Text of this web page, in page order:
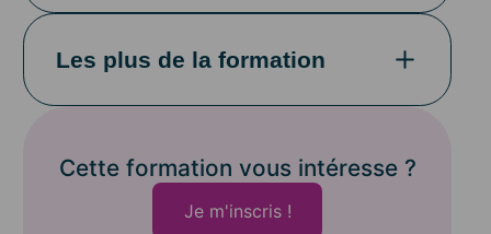
Les plus de la formation
Cette formation vous intéresse ?
Je m'inscris !